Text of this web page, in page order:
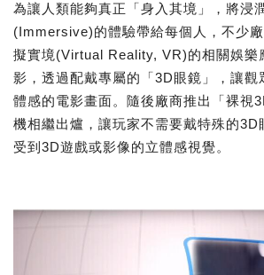
為讓人類能夠真正「身入其境」，將浸
(Immersive)的體驗帶給每個人，不少
擬實境(Virtual Reality, VR)的相關娛樂
影，透過配戴專屬的「3D眼鏡」，讓觀
體感的電影畫面。隨後廠商推出「裸視
機相繼出爐，讓玩家不需要戴特殊的3D
受到3D遊戲或影像的立體感視覺。